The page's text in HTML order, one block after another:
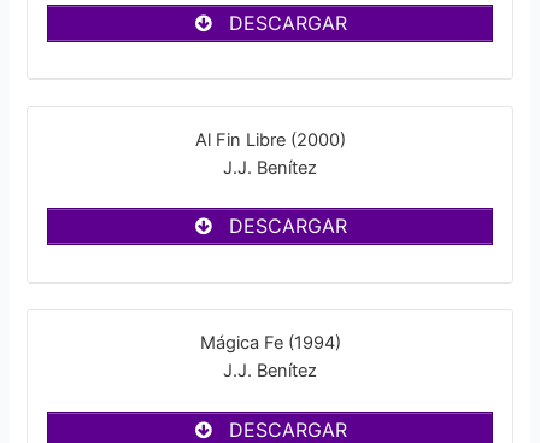
DESCARGAR
Al Fin Libre (2000)
J.J. Benítez
DESCARGAR
Mágica Fe (1994)
J.J. Benítez
DESCARGAR